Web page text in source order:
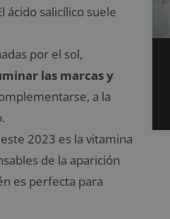
ácido salicílico suele
por el sol,
las marcas y
a la
2023 es la vitamina
de la aparición
es perfecta para